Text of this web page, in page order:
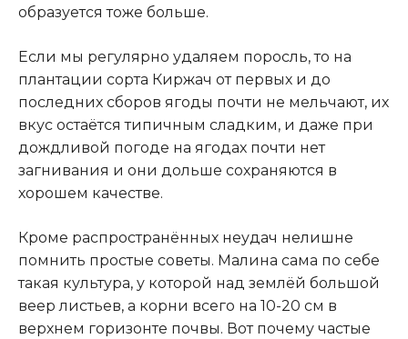
образуется тоже больше.
Если мы регулярно удаляем поросль, то на
плантации сорта Киржач от первых и до
последних сборов ягоды почти не мельчают, их
вкус остаётся типичным сладким, и даже при
дождливой погоде на ягодах почти нет
загнивания и они дольше сохраняются в
хорошем качестве.
Кроме распространённых неудач нелишне
помнить простые советы. Малина сама по себе
такая культура, у которой над землёй большой
веер листьев, а корни всего на 10-20 см в
верхнем горизонте почвы. Вот почему частые